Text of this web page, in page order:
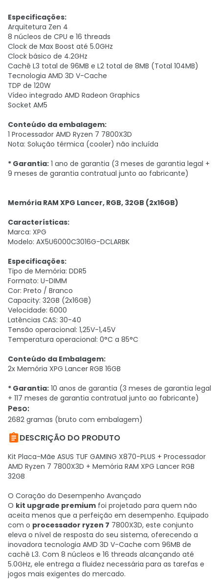
Especificações:
Arquitetura Zen 4
8 núcleos de CPU e 16 threads
Clock de Max Boost até 5.0GHz
Clock básico de 4.2GHz
Cachê L3 total de 96MB e L2 total de 8MB (Total 104MB)
Tecnologia AMD 3D V-Cache
TDP de 120W
Vídeo integrado AMD Radeon Graphics
Socket AM5
Conteúdo da embalagem:
1 Processador AMD Ryzen 7 7800X3D
Nota: Solução térmica (cooler) não incluída
* Garantia: 1 ano de garantia (3 meses de garantia legal +
9 meses de garantia contratual junto ao fabricante)
Memória RAM XPG Lancer, RGB, 32GB (2x16GB)
Características:
Marca: XPG
Modelo: AX5U6000C3016G-DCLARBK
Especificações:
Tipo de Memória: DDR5
Formato: U-DIMM
Cor: Preto / Branco
Capacity: 32GB (2x16GB)
Velocidade: 6000
Latências CAS: 30-40
Tensão operacional: 1,25V-1,45V
Temperatura operacional: 0°C a 85°C
Conteúdo da Embalagem:
2x Memória XPG Lancer RGB 16GB
* Garantia: 10 anos de garantia (3 meses de garantia legal
+ 117 meses de garantia contratual junto ao fabricante)
Peso:
2682 gramas (bruto com embalagem)
DESCRIÇÃO DO PRODUTO
Kit Placa-Mãe ASUS TUF GAMING X870-PLUS + Processador
AMD Ryzen 7 7800X3D + Memória RAM XPG Lancer RGB
32GB
O Coração do Desempenho Avançado
O kit upgrade premium foi projetado para quem não
aceita menos que a perfeição em desempenho. Equipado
com o processador ryzen 7 7800X3D, este conjunto
eleva o nível de resposta do seu sistema, oferecendo a
inovadora tecnologia AMD 3D V-Cache com 96MB de
cachê L3. Com 8 núcleos e 16 threads alcançando até
5.0GHz, ele entrega a fluidez necessária para as tarefas e
jogos mais exigentes do mercado.